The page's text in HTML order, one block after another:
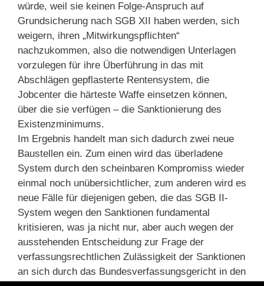
würde, weil sie keinen Folge-Anspruch auf
Grundsicherung nach SGB XII haben werden, sich
weigern, ihren „Mitwirkungspflichten“
nachzukommen, also die notwendigen Unterlagen
vorzulegen für ihre Überführung in das mit
Abschlägen gepflasterte Rentensystem, die
Jobcenter die härteste Waffe einsetzen können,
über die sie verfügen – die Sanktionierung des
Existenzminimums.
Im Ergebnis handelt man sich dadurch zwei neue
Baustellen ein. Zum einen wird das überladene
System durch den scheinbaren Kompromiss wieder
einmal noch unübersichtlicher, zum anderen wird es
neue Fälle für diejenigen geben, die das SGB II-
System wegen den Sanktionen fundamental
kritisieren, was ja nicht nur, aber auch wegen der
ausstehenden Entscheidung zur Frage der
verfassungsrechtlichen Zulässigkeit der Sanktionen
an sich durch das Bundesverfassungsgericht in den